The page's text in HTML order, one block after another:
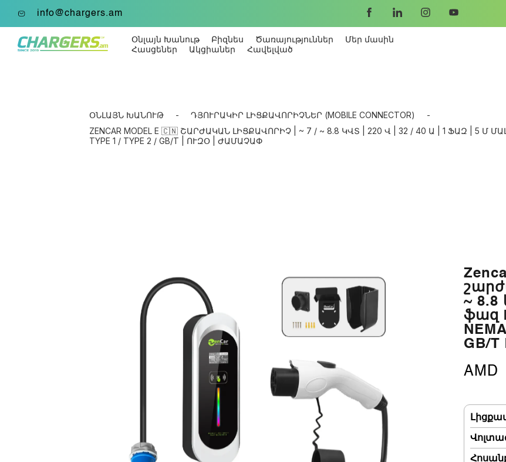
info@chargers.am
Օնլայն Խանութ Բիզնես Ծառայություններ
Մեր մասին
Հասցեներ
Ակցիաներ Հավելված
ՕՆԼԱՅՆ ԽԱՆՈՒԹ - ԴՅՈՒՐԱԿԻՐ ԼԻՑՔԱՎՈՐԻՉՆԵՐ (MOBILE CONNECTOR)
-
ZENCAR MODEL E 🇨🇳 ՇԱՐԺԱԿԱՆ ԼԻՑՔԱՎՈՐԻՉ | ~ 7 / ~ 8.8 ԿՎՏ | 220 Վ | 32 / 40 Ա | 1 ՖԱԶ | 5 Մ
TYPE 1 / TYPE 2 / GB/T | ՈՒԶՕ | ԺԱՄԱՉԱՓ
~ 8.8
ֆազ |
GB/
AMD